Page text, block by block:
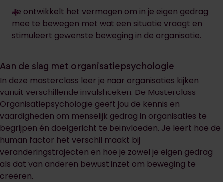
Je ontwikkelt het vermogen om in je eigen gedrag
mee te bewegen met wat een situatie vraagt en
stimuleert gewenste beweging in de organisatie.
Aan de slag met organisatiepsychologie
In deze masterclass leer je naar organisaties kijken
vanuit verschillende invalshoeken. De Masterclass
Organisatiepsychologie geeft jou de kennis en
vaardigheden om menselijk gedrag in organisaties te
begrijpen én doelgericht te beïnvloeden. Je leert hoe de
human factor het verschil maakt bij
veranderingstrajecten en hoe je zowel je eigen gedrag
als dat van anderen bewust inzet om beweging te
creëren.